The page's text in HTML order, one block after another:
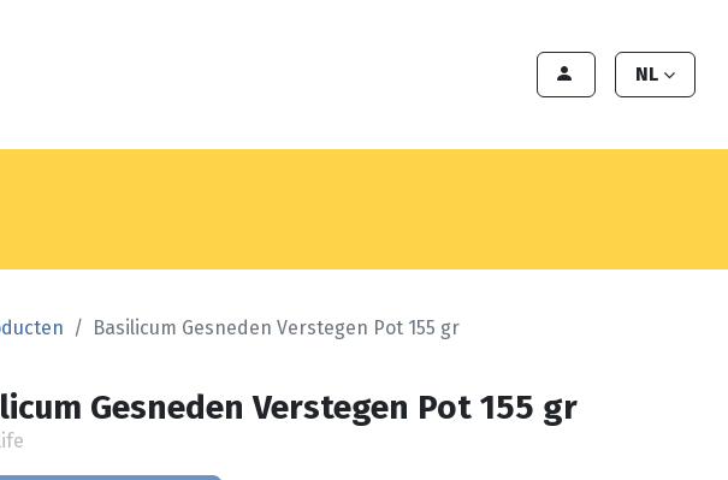
NL
Basilicum Gesneden Verstegen Pot 155 gr
Gesneden Verstegen Pot 155 gr